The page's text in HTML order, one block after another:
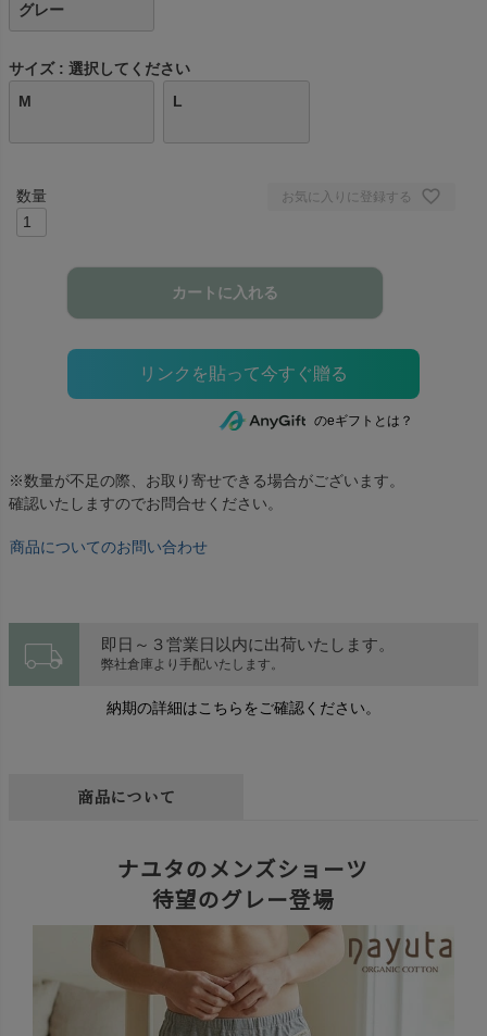
グレー
サイズ
選択してください
M
L
お気に入りに登録する
カートに入れる
のeギフトとは？
※数量が不足の際、お取り寄せできる場合がございます。
確認いたしますのでお問合せください。
商品についてのお問い合わせ
local_shipping 即日～３営業日以内に出荷いたします。
弊社倉庫より手配いたします。
納期の詳細はこちらをご確認ください。
商品について
ナユタのメンズショーツ
待望のグレー登場